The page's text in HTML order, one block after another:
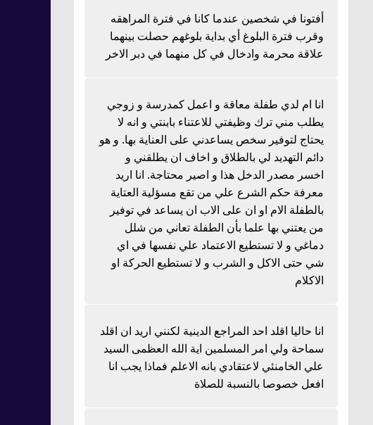
أفتونا في شخصين عندما كانا في فترة المراهقه
وقرب فترة البلوغ أي بداية بلوغهم حصلت بينهما
علاقة محرمة وادخال في كل منهما في دبر الاخر
انا ام لدي طفلة معاقة و اعمل كمدرسة و زوجي
يطلب مني ترك وظيفتي للاعتناء بابنتي و انه لا
يحتاج لتوفير سخص يساعدني على العناية بها. و هو
دائم التهديد لي بالطلاق و اخاف ان يطلقني و
اخسر مصدر الدخل هذا و اصير محتاجة. انا اريد
معرفة حكم الشرع علي من تقع مسؤلية العتاية
بالطفلة الام او ان على الاب ان يساعد في توفير
من يعتني بها علما بأن الطفلة تعاني من شلل
دماغي و لا تستطيع الاعتماد علي نفسها في اي
شي حتى الاكل و الشرب و لا تستطيع الحركة او
الاكلام
انا حاليا اقلد احد المراجع الدينية لكنني اريد ان اقلد
سماحة ولي امر المسلمين اية الله العظمى السيد
علي الخامنئي لاعتقادي بانه الاعلم فماذا يجب انا
افعل خصوصا بالنسبة للصلاة